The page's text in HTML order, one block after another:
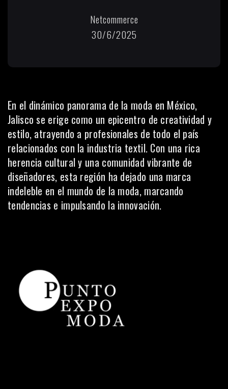
Netcommerce
30/6/2025
En el dinámico panorama de la moda en México,
Jalisco se erige como un epicentro de creatividad y
estilo, atrayendo a profesionales de todo el país
relacionados con la industria textil. Con una rica
herencia cultural y una comunidad vibrante de
diseñadores, esta región ha dejado una marca
indeleble en el mundo de la moda, marcando
tendencias e impulsando la innovación.